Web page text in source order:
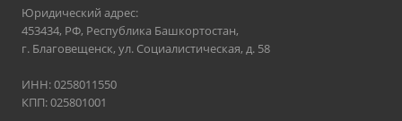
Юридический адрес:
453434, РФ, Республика Башкортостан,
г. Благовещенск, ул. Социалистическая, д. 58
ИНН: 0258011550
КПП: 025801001